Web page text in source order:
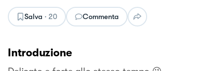
Salva · 20 Commenta
Introduzione